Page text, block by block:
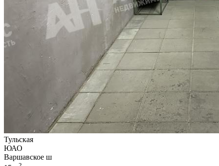
Тульская
ЮАО
Варшавское ш